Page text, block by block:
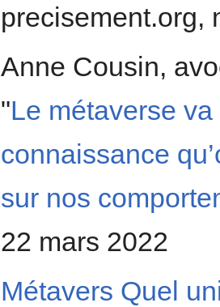
precisement.org,
Anne Cousin,
"Le métaverse
connaissance
sur nos
22 mars 2022
Métavers Quel